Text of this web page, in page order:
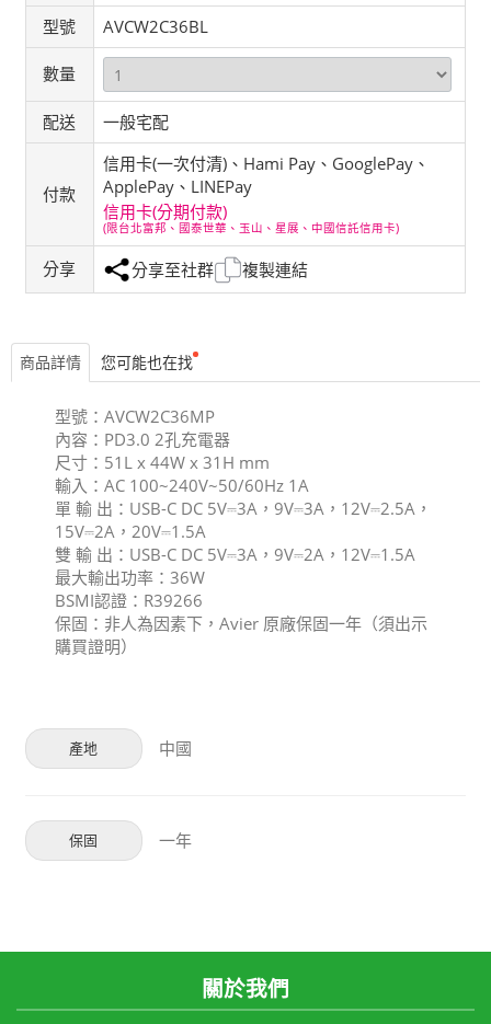
型號
AVCW2C36BL
數量
配送 一般宅配
付款
信用卡(一次付清)、Hami Pay、GooglePay、
ApplePay、LINEPay
信用卡(分期付款)
(限台北富邦、國泰世華、玉山、星展、中國信託信用卡)
分享 分享至社群 複製連結
商品詳情 您可能也在找
型號：AVCW2C36MP
內容：PD3.0 2孔充電器
尺寸：51L x 44W x 31H mm
輸入：AC 100~240V~50/60Hz 1A
單 輸 出：USB-C DC 5V⎓3A，9V⎓3A，12V⎓2.5A，
15V⎓2A，20V⎓1.5A
雙 輸 出：USB-C DC 5V⎓3A，9V⎓2A，12V⎓1.5A
最大輸出功率：36W
BSMI認證：R39266
保固：非人為因素下，Avier 原廠保固一年（須出示
購買證明）
產地 中國
保固 一年
關於我們